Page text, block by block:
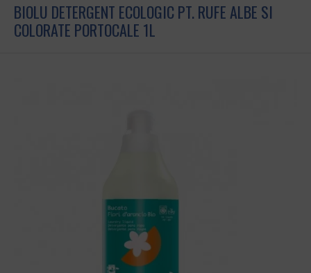
BIOLU DETERGENT ECOLOGIC PT. RUFE ALBE SI
COLORATE PORTOCALE 1L